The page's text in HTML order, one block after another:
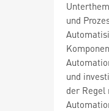
und
und
der Regel